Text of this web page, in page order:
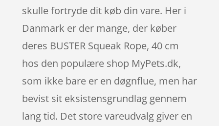
skulle fortryde dit køb din vare. Her i
Danmark er der mange, der køber
deres BUSTER Squeak Rope, 40 cm
hos den populære shop MyPets.dk,
som ikke bare er en døgnflue, men har
bevist sit eksistensgrundlag gennem
lang tid. Det store vareudvalg giver en